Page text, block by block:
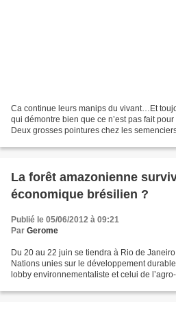
Ca continue leurs manips du vivant…Et
qui démontre bien que ce n’est pas fait
Deux grosses pointures chez les
La forêt amazonienne
économique brésilien ?
Publié le 05/06/2012 à 09:21
Par Gerome
Du 20 au 22 juin se tiendra à Rio de
Nations unies sur le développement
lobby environnementaliste et celui de